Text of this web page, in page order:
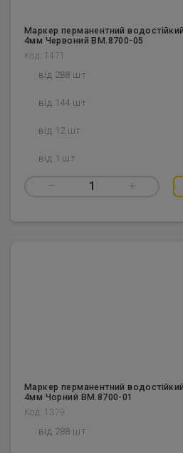
Маркер перманентний
4мм Червоний BM.8700-05
Код: 1471
від 288 шт
від 144 шт
від 12 шт
від 1 шт
– 1 +
Маркер перманентний
4мм Чорний BM.8700-01
Код: 1379
від 288 шт